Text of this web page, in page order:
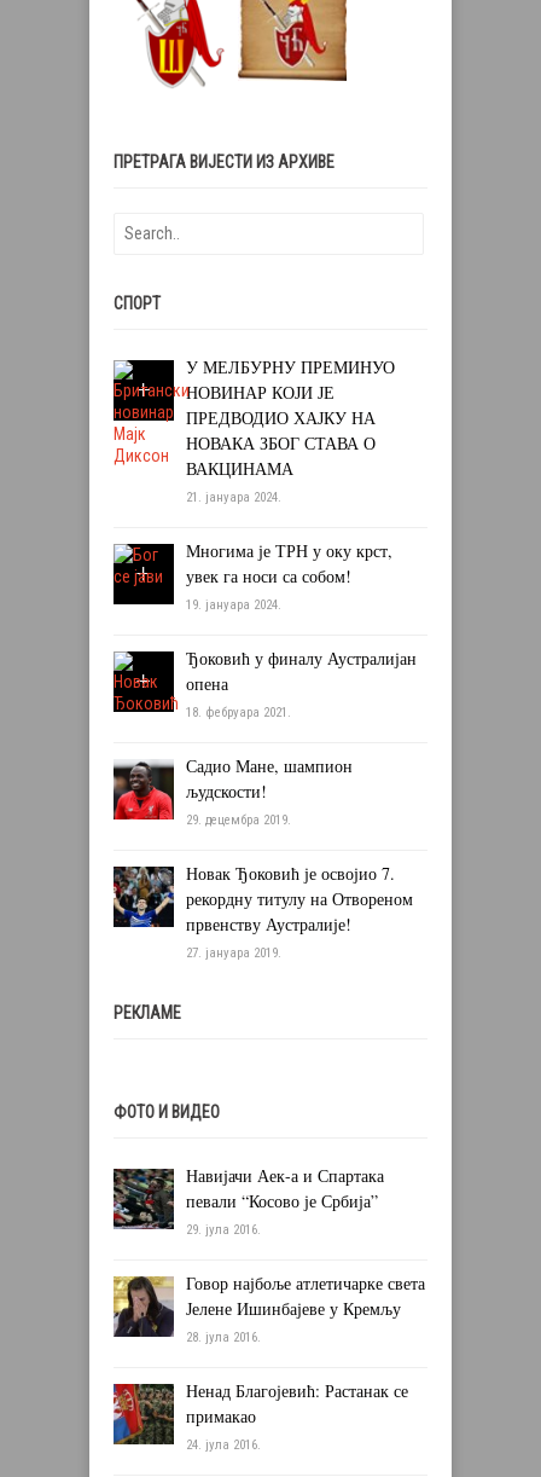
ПРЕТРАГА ВИЈЕСТИ ИЗ АРХИВЕ
СПОРТ
У МЕЛБУРНУ ПРЕМИНУО
НОВИНАР КОЈИ ЈЕ
ПРЕДВОДИО ХАЈКУ НА
НОВАКА ЗБОГ СТАВА О
ВАКЦИНАМА
21. јануара 2024.
Многима је ТРН у оку крст,
увек га носи са собом!
19. јануара 2024.
Ђоковић у финалу Аустралијан
опена
18. фебруара 2021.
Садио Мане, шампион
људскости!
29. децембра 2019.
Новак Ђоковић је освојио 7.
рекордну титулу на Отвореном
првенству Аустралије!
27. јануара 2019.
РЕКЛАМЕ
ФОТО И ВИДЕО
Навијачи Аек-а и Спартака
певали “Косово је Србија”
29. јула 2016.
Говор најбоље атлетичарке света
Јелене Ишинбајеве у Кремљу
28. јула 2016.
Ненад Благојевић: Растанак се
примакао
24. јула 2016.